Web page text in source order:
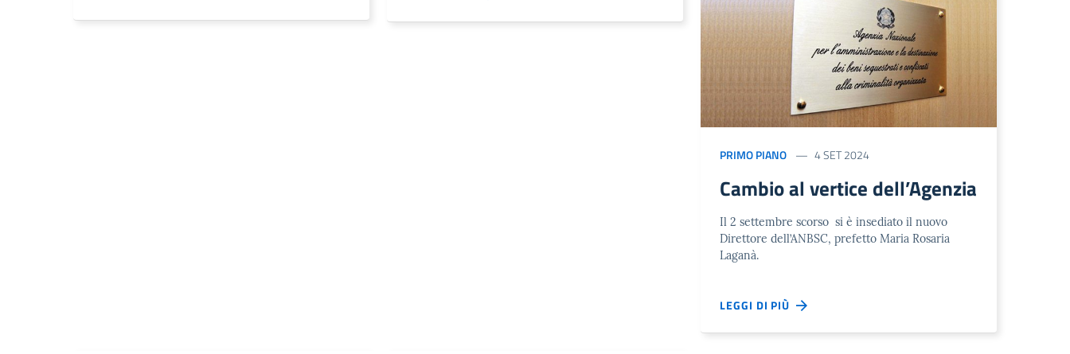
PRIMO PIANO 4 SET 2024
Cambio al vertice dell’Agenzia
Il 2 settembre scorso si è insediato il nuovo
Direttore dell’ANBSC, prefetto Maria Rosaria
Laganà.
LEGGI DI PIÙ